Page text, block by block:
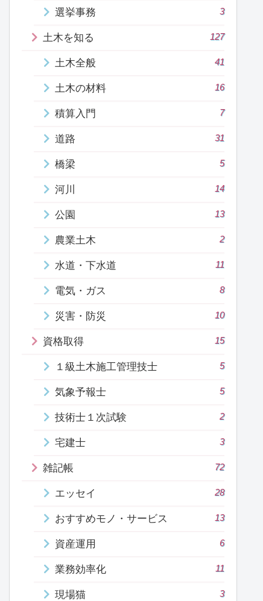
選挙事務 3
土木を知る 127
土木全般 41
土木の材料 16
積算入門 7
道路 31
橋梁 5
河川 14
公園 13
農業土木 2
水道・下水道 11
電気・ガス 8
災害・防災 10
資格取得 15
１級土木施工管理技士 5
気象予報士 5
技術士１次試験 2
宅建士 3
雑記帳 72
エッセイ 28
おすすめモノ・サービス 13
資産運用 6
業務効率化 11
現場猫 3